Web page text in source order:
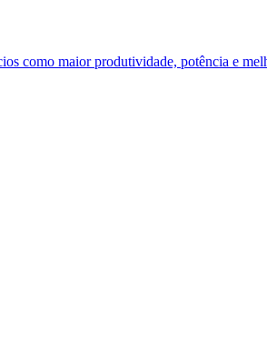
como maior produtividade, potência e